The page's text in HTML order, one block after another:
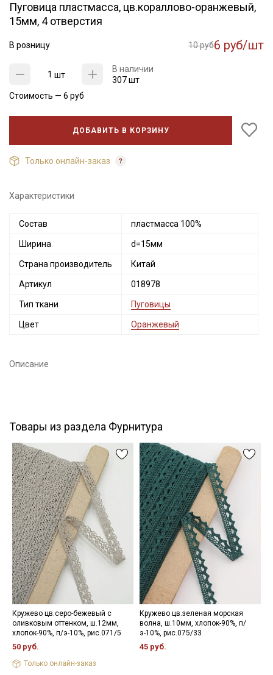
Пуговица пластмасса, цв.кораллово-оранжевый,
15мм, 4 отверстия
В розницу 10 руб6 руб/шт
шт
В наличии
307 шт
Стоимость — 6 руб
ДОБАВИТЬ В КОРЗИНУ
Только онлайн-заказ
Характеристики
Состав пластмасса 100%
Ширина d=15мм
Страна производитель Китай
Артикул 018978
Тип ткани Пуговицы
Цвет Оранжевый
Описание
Товары из раздела Фурнитура
Кружево цв.серо-бежевый с
оливковым оттенком, ш.12мм,
хлопок-90%, п/э-10%, рис.071/5
50 руб.
Только онлайн-заказ
Кружево цв.зеленая морская
волна, ш.10мм, хлопок-90%, п/
э-10%, рис.075/33
45 руб.
промокоды и скидки до 30% на узкие
категории тканей
Электронная почта
Ознакомлен(а) с